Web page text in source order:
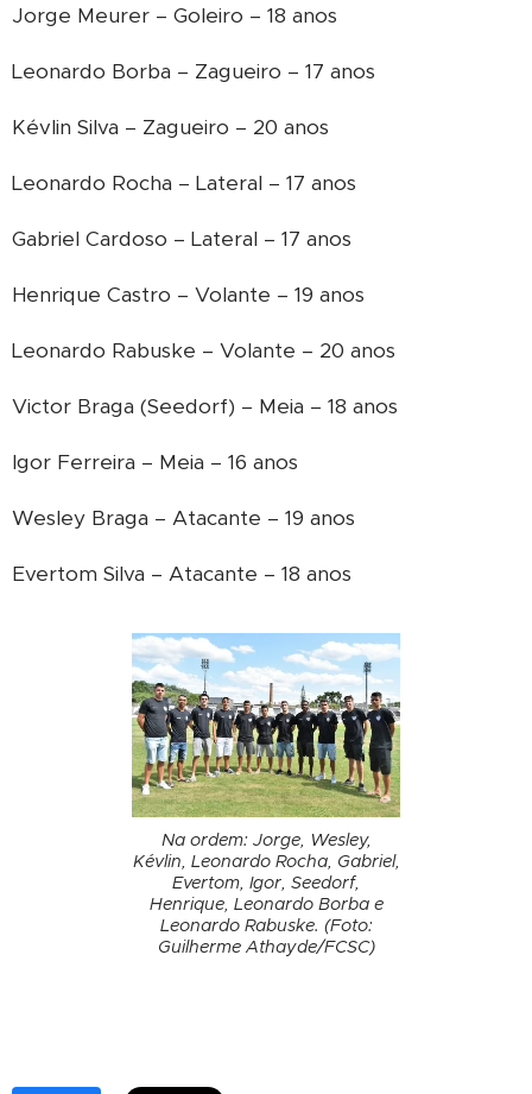
Jorge Meurer – Goleiro – 18 anos
Leonardo Borba – Zagueiro – 17 anos
Kévlin Silva – Zagueiro – 20 anos
Leonardo Rocha – Lateral – 17 anos
Gabriel Cardoso – Lateral – 17 anos
Henrique Castro – Volante – 19 anos
Leonardo Rabuske – Volante – 20 anos
Victor Braga (Seedorf) – Meia – 18 anos
Igor Ferreira – Meia – 16 anos
Wesley Braga – Atacante – 19 anos
Evertom Silva – Atacante – 18 anos
Na ordem: Jorge, Wesley,
Kévlin, Leonardo Rocha, Gabriel,
Evertom, Igor, Seedorf,
Henrique, Leonardo Borba e
Leonardo Rabuske. (Foto:
Guilherme Athayde/FCSC)